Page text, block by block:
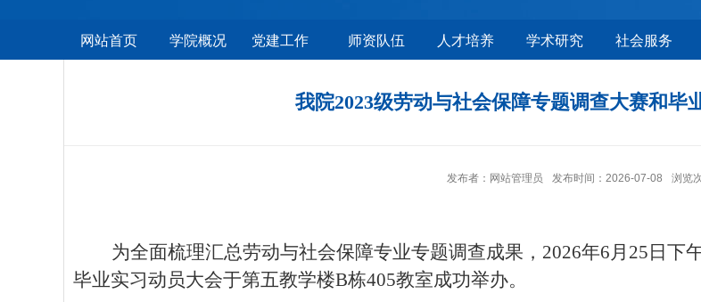
网站首页 学院概况 党建工作 师资队伍 人才培养 学术研究 社会服务
我院2023级劳动与社会保障专题调查大赛和毕
发布者：网站管理员 发布时间：2026-07-08 浏览
为全面梳理汇总劳动与社会保障专业专题调查成果， 2026年6月25日 下
毕业实习动员大会于第五教学楼B栋405教室成功举办。